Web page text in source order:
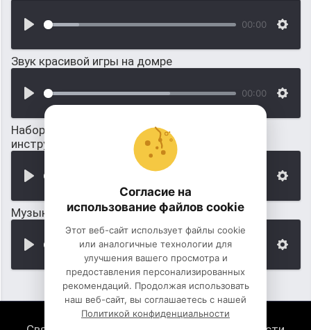
00:00
Звук красивой игры на домре
00:00
Набор звуков на домре (русский народный
инструмент)
Музыкальное соло на дудке
Согласие на
использование файлов cookie
Этот веб-сайт использует файлы cookie
или аналогичные технологии для
улучшения вашего просмотра и
предоставления персонализированных
рекомендаций. Продолжая использовать
наш веб-сайт, вы соглашаетесь с нашей
Политикой конфиденциальности